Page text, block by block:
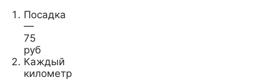
Посадка
—
75
руб
Каждый
километр